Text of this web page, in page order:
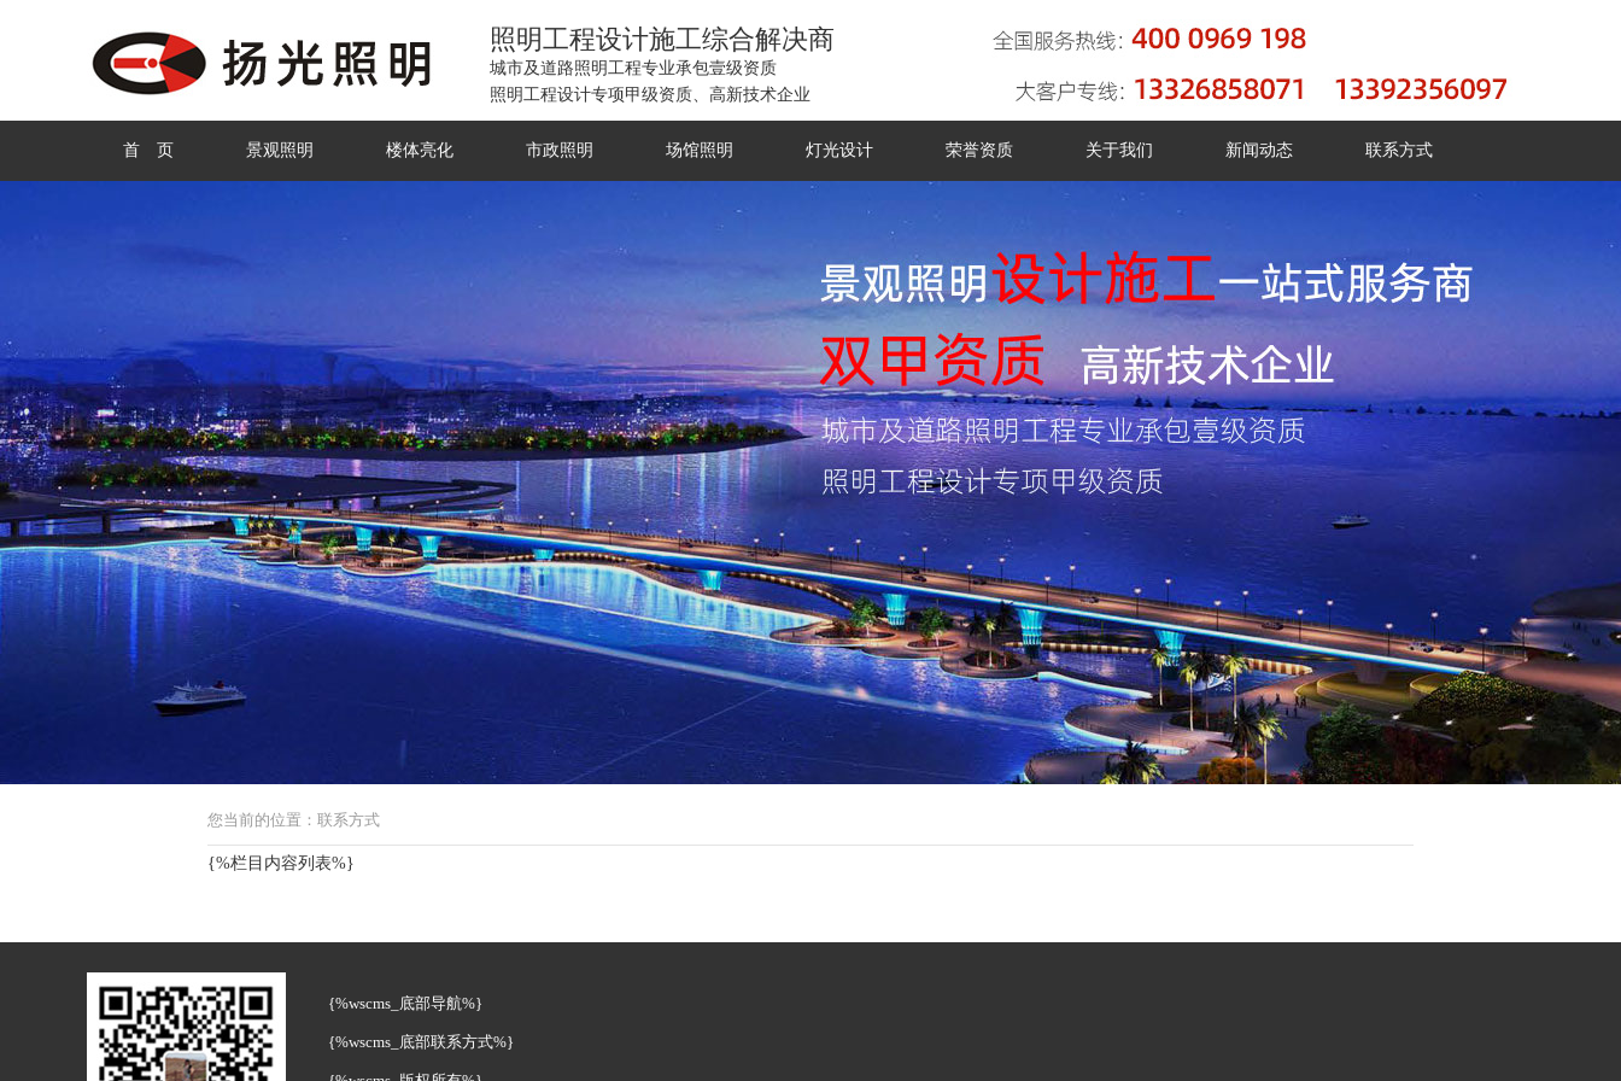
照明工程设计施工综合解决商
城市及道路照明工程专业承包壹级资质
照明工程设计专项甲级资质、高新技术企业
首 页 景观照明 楼体亮化 市政照明 场馆照明 灯光设计 荣誉资质 关于我们 新闻动态 联系方式
您当前的位置：联系方式
{%栏目内容列表%}
{%wscms_底部导航%}
{%wscms_底部联系方式%}